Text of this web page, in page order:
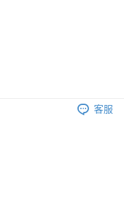
店，7天內取。逾期後
客服